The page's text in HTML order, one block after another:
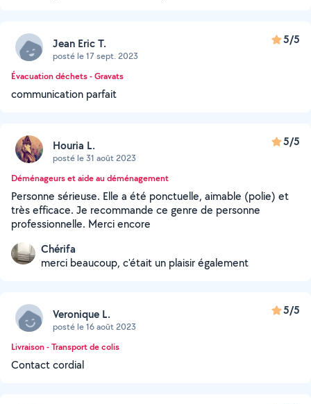
Jean Eric T.
posté le 17 sept. 2023
5/5
Évacuation déchets - Gravats
communication parfait
Houria L.
posté le 31 août 2023
5/5
Déménageurs et aide au déménagement
Personne sérieuse. Elle a été ponctuelle, aimable (polie) et
très efficace. Je recommande ce genre de personne
professionnelle. Merci encore
Chérifa
merci beaucoup, c'était un plaisir également
Veronique L.
posté le 16 août 2023
5/5
Livraison - Transport de colis
Contact cordial